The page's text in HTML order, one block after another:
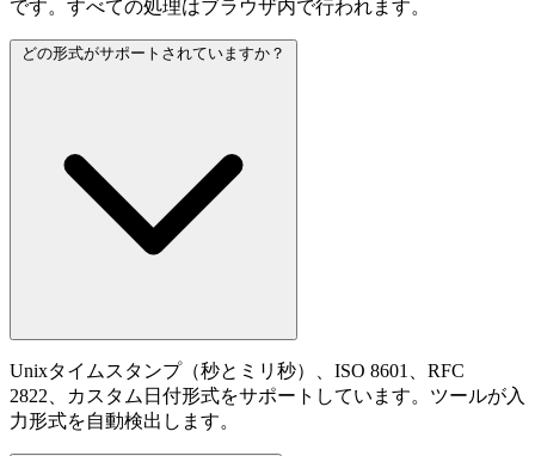
です。すべての処理はブラウザ内で行われます。
どの形式がサポートされていますか？
Unixタイムスタンプ（秒とミリ秒）、ISO 8601、RFC
2822、カスタム日付形式をサポートしています。ツールが入
力形式を自動検出します。